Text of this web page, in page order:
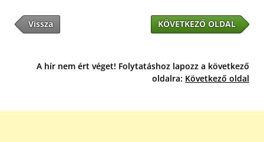
Vissza KÖVETKEZŐ OLDAL
A hír nem ért véget! Folytatáshoz lapozz a következő
oldalra: Következő oldal